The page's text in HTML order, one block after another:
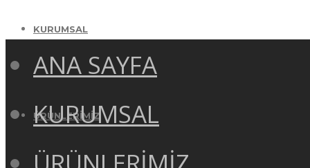
KURUMSAL
ÜRÜNLERİMİZ
ANA SAYFA
KURUMSAL